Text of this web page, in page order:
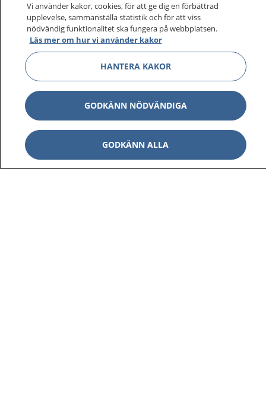
Vi använder kakor, cookies, för att ge dig en förbättrad
upplevelse, sammanställa statistik och för att viss
nödvändig funktionalitet ska fungera på webbplatsen.
Läs mer om hur vi använder kakor
HANTERA KAKOR
GODKÄNN NÖDVÄNDIGA
GODKÄNN ALLA